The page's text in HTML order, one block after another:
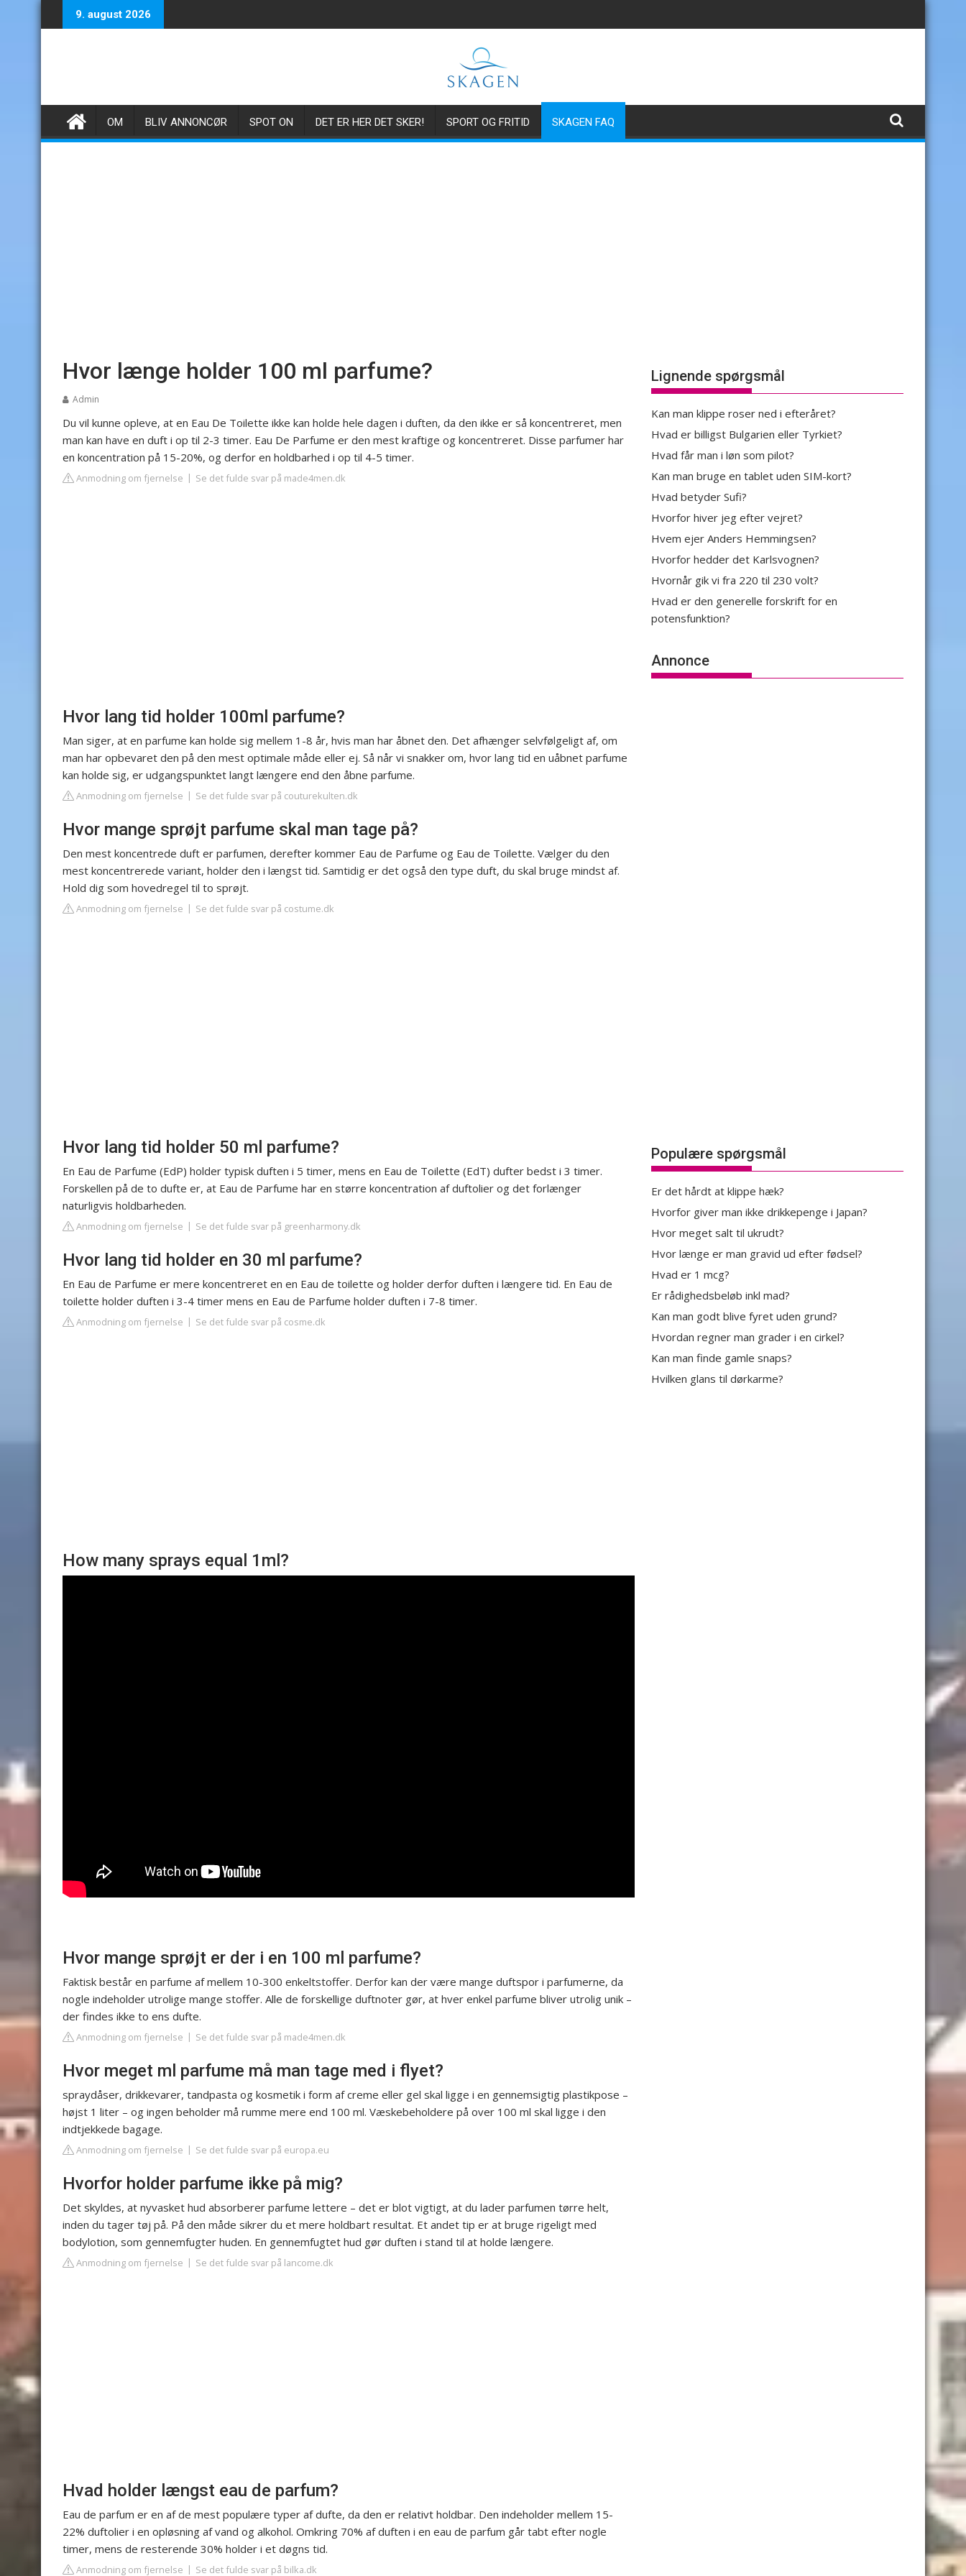
to
9. august 2026
OM BLIV ANNONCØR SPOT ON DET ER HER DET SKER! SPORT OG FRITID SKAGEN FAQ
Hvor længe holder 100 ml parfume?
Admin
Du vil kunne opleve, at en Eau De Toilette ikke kan holde hele dagen i duften, da den ikke er så koncentreret, men
man kan have en duft i op til 2-3 timer. Eau De Parfume er den mest kraftige og koncentreret. Disse parfumer har
en koncentration på 15-20%, og derfor en holdbarhed i op til 4-5 timer.
Anmodning om fjernelse Se det fulde svar på made4men.dk
Hvor lang tid holder 100ml parfume?
Man siger, at en parfume kan holde sig mellem 1-8 år, hvis man har åbnet den. Det afhænger selvfølgeligt af, om
man har opbevaret den på den mest optimale måde eller ej. Så når vi snakker om, hvor lang tid en uåbnet parfume
kan holde sig, er udgangspunktet langt længere end den åbne parfume.
Anmodning om fjernelse Se det fulde svar på couturekulten.dk
Hvor mange sprøjt parfume skal man tage på?
Den mest koncentrede duft er parfumen, derefter kommer Eau de Parfume og Eau de Toilette. Vælger du den
mest koncentrerede variant, holder den i længst tid. Samtidig er det også den type duft, du skal bruge mindst af.
Hold dig som hovedregel til to sprøjt.
Anmodning om fjernelse Se det fulde svar på costume.dk
Hvor lang tid holder 50 ml parfume?
En Eau de Parfume (EdP) holder typisk duften i 5 timer, mens en Eau de Toilette (EdT) dufter bedst i 3 timer.
Forskellen på de to dufte er, at Eau de Parfume har en større koncentration af duftolier og det forlænger
naturligvis holdbarheden.
Anmodning om fjernelse Se det fulde svar på greenharmony.dk
Hvor lang tid holder en 30 ml parfume?
En Eau de Parfume er mere koncentreret en en Eau de toilette og holder derfor duften i længere tid. En Eau de
toilette holder duften i 3-4 timer mens en Eau de Parfume holder duften i 7-8 timer.
Anmodning om fjernelse Se det fulde svar på cosme.dk
How many sprays equal 1ml?
Hvor mange sprøjt er der i en 100 ml parfume?
Faktisk består en parfume af mellem 10-300 enkeltstoffer. Derfor kan der være mange duftspor i parfumerne, da
nogle indeholder utrolige mange stoffer. Alle de forskellige duftnoter gør, at hver enkel parfume bliver utrolig unik –
der findes ikke to ens dufte.
Anmodning om fjernelse Se det fulde svar på made4men.dk
Hvor meget ml parfume må man tage med i flyet?
spraydåser, drikkevarer, tandpasta og kosmetik i form af creme eller gel skal ligge i en gennemsigtig plastikpose –
højst 1 liter – og ingen beholder må rumme mere end 100 ml. Væskebeholdere på over 100 ml skal ligge i den
indtjekkede bagage.
Anmodning om fjernelse Se det fulde svar på europa.eu
Hvorfor holder parfume ikke på mig?
Det skyldes, at nyvasket hud absorberer parfume lettere – det er blot vigtigt, at du lader parfumen tørre helt,
inden du tager tøj på. På den måde sikrer du et mere holdbart resultat. Et andet tip er at bruge rigeligt med
bodylotion, som gennemfugter huden. En gennemfugtet hud gør duften i stand til at holde længere.
Anmodning om fjernelse Se det fulde svar på lancome.dk
Hvad holder længst eau de parfum?
Eau de parfum er en af de mest populære typer af dufte, da den er relativt holdbar. Den indeholder mellem 15-
22% duftolier i en opløsning af vand og alkohol. Omkring 70% af duften i en eau de parfum går tabt efter nogle
timer, mens de resterende 30% holder i et døgns tid.
Anmodning om fjernelse Se det fulde svar på bilka.dk
Lignende spørgsmål
Kan man klippe roser ned i efteråret?
Hvad er billigst Bulgarien eller Tyrkiet?
Hvad får man i løn som pilot?
Kan man bruge en tablet uden SIM-kort?
Hvad betyder Sufi?
Hvorfor hiver jeg efter vejret?
Hvem ejer Anders Hemmingsen?
Hvorfor hedder det Karlsvognen?
Hvornår gik vi fra 220 til 230 volt?
Hvad er den generelle forskrift for en
potensfunktion?
Annonce
Populære spørgsmål
Er det hårdt at klippe hæk?
Hvorfor giver man ikke drikkepenge i Japan?
Hvor meget salt til ukrudt?
Hvor længe er man gravid ud efter fødsel?
Hvad er 1 mcg?
Er rådighedsbeløb inkl mad?
Kan man godt blive fyret uden grund?
Hvordan regner man grader i en cirkel?
Kan man finde gamle snaps?
Hvilken glans til dørkarme?